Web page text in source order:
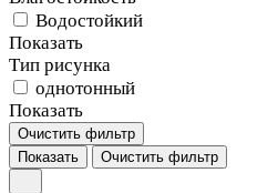
Водостойкий
Показать
Тип рисунка
однотонный
Показать
Очистить фильтр
Показать
Очистить фильтр